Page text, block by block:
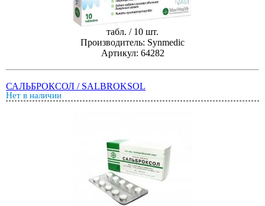
табл. / 10 шт.
Производитель: Synmedic
Артикул: 64282
САЛЬБРОКСОЛ / SALBROKSOL
Нет в наличии